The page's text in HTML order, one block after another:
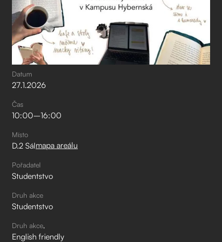
Datum
27.1.2026
Čas
10:00–⁠16:00
Místo
D.2 Sálmapa areálu
Pořadatel
Studentstvo
Druh akce
Studentstvo
Druh akce
English friendly